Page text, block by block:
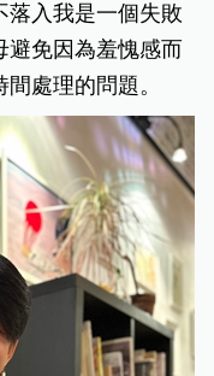
落入我是一個失敗
避免因為羞愧感而
處理的問題。